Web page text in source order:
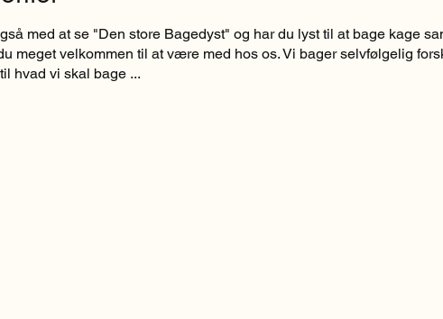
med at se "Den store Bagedyst" og har du lyst til at bage kage
meget velkommen til at være med hos os. Vi bager selvfølgelig
hvad vi skal bage ...